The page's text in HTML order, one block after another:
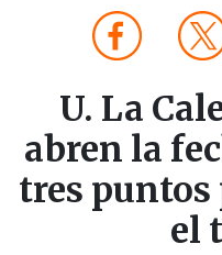
U. La
abren la
tres puntos
el